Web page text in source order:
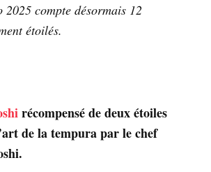
compte désormais 12
étoilés.
récompensé de deux étoiles
de la tempura par le chef